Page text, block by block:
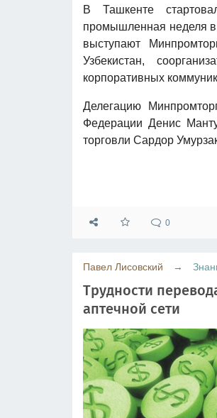
В Ташкенте
промышленная неделя в
выступают
Узбекистан,
корпоративных
Делегацию
Федерации Денис
торговли Сардор
0
Павел Лисовский →
Трудности
аптечной сети